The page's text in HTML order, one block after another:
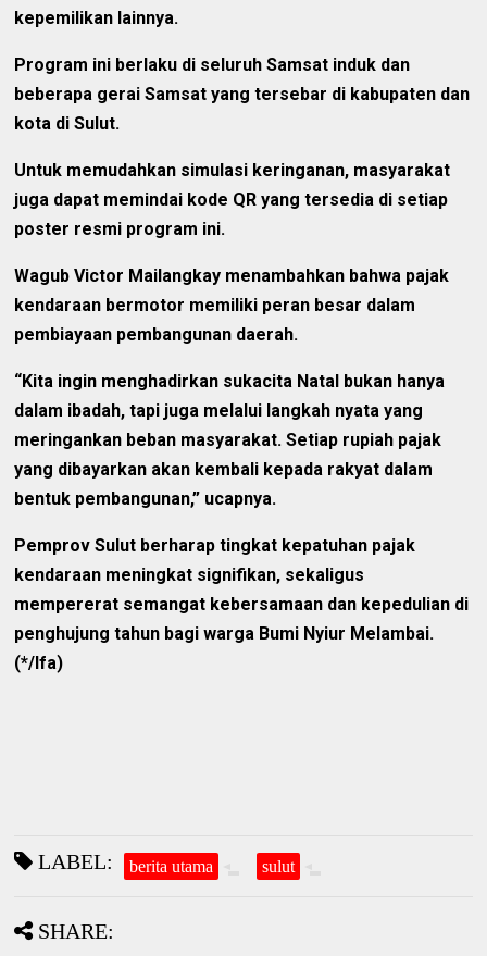
kepemilikan lainnya.
Program ini berlaku di seluruh Samsat induk dan
beberapa gerai Samsat yang tersebar di kabupaten dan
kota di Sulut.
Untuk memudahkan simulasi keringanan, masyarakat
juga dapat memindai kode QR yang tersedia di setiap
poster resmi program ini.
Wagub Victor Mailangkay menambahkan bahwa pajak
kendaraan bermotor memiliki peran besar dalam
pembiayaan pembangunan daerah.
“Kita ingin menghadirkan sukacita Natal bukan hanya
dalam ibadah, tapi juga melalui langkah nyata yang
meringankan beban masyarakat. Setiap rupiah pajak
yang dibayarkan akan kembali kepada rakyat dalam
bentuk pembangunan,” ucapnya.
Pemprov Sulut berharap tingkat kepatuhan pajak
kendaraan meningkat signifikan, sekaligus
mempererat semangat kebersamaan dan kepedulian di
penghujung tahun bagi warga Bumi Nyiur Melambai.
(*/Ifa)
LABEL: berita utama sulut
SHARE: